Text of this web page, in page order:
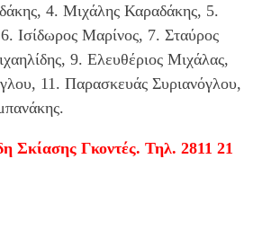
4. Μιχάλης Καραδάκης, 5.
Ισίδωρος Μαρίνος, 7. Σταύρος
9. Ελευθέριος Μιχάλας,
11. Παρασκευάς Συριανόγλου,
Σκίασης Γκοντές. Τηλ. 2811 21